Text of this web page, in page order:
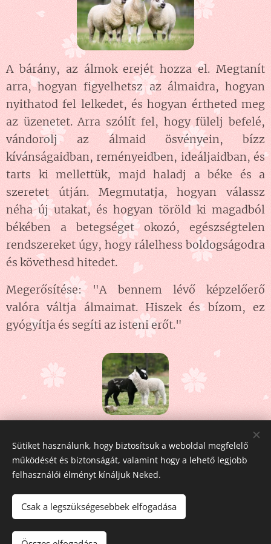
A bárány, az álmok erejét hozza el. Megtanít
arra, hogyan figyelhetsz az álmaidra, hogyan
nyithatod fel lelkedet, és hogyan értheted meg
az üzenetet. Arra szólít fel, hogy fülelj befelé,
vándorolj az álmaid ösvényein, bízz
kívánságaidban, reményeidben, ideáljaidban, és
tarts ki mellettük, majd haladj a béke és a
szeretet útján. Megmutatja, hogyan válassz
néha új utakat, és hogyan töröld ki magadból
békében a betegséget okozó, egészségtelen
rendszereket úgy, hogy rálelhess boldogságodra
és követhesd hitedet.
Megerősítése: "A bennem lévő képzelőerő
valóra váltja álmaimat. Hiszek és bízom, ez
gyógyítja és segíti az isteni erőt."
Share
Fehér Pegazus
Sütiket használunk, hogy biztosítsuk a weboldal megfelelő
működését és biztonságát, valamint hogy a lehető legjobb
felhasználói élményt kínáljuk Neked.
Csak a legszükségesebbek elfogadása